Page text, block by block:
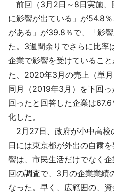
前回（3月2日～8日実施、
に影響が出ている」が54.8
がある」が39.8％で、「影
た。3週間余りでさらに比率
企業で影響を受けているこ
た、2020年3月の売上（単
同月（2019年3月）を下回
回ったと回答した企業は
化した。
2月27日、政府が小中高校
日には東京都が外出の自粛
響は、市民生活だけでなく
回の調査で、3月の企業業績
なった。早く、広範囲の、